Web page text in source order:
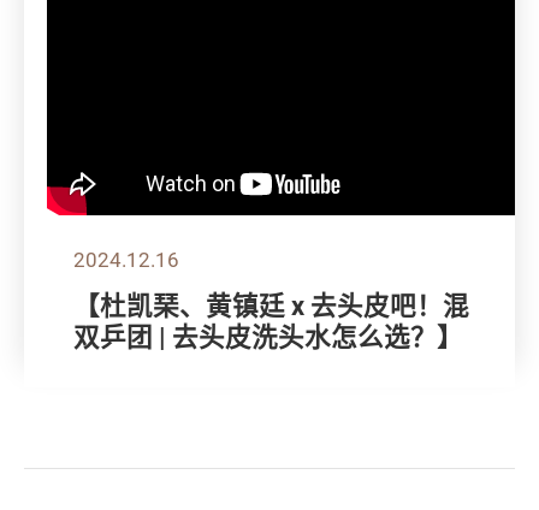
2024.12.16
【杜凯琹、黄镇廷 x 去头皮吧！混
双乒团 | 去头皮洗头水怎么选？】